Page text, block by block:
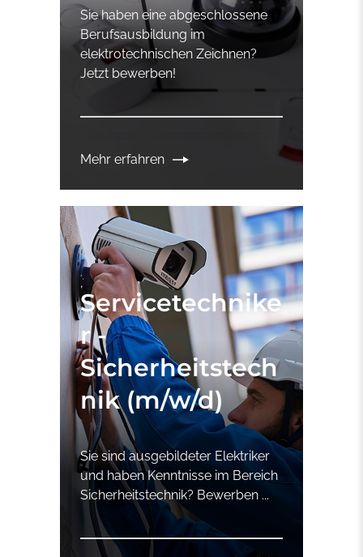
Sie haben eine abgeschlossene
Berufsausbildung im
elektrotechnischen Zeichnen?
Jetzt bewerben!
Mehr erfahren
Servicetechnike
r -
Sicherheitstech
nik (m/w/d)
Sie sind ausgebildeter Elektriker
und haben Kenntnisse im Bereich
Sicherheitstechnik? Bewerben ...